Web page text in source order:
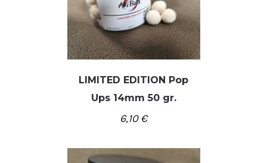
LIMITED EDITION Pop
Ups 14mm 50 gr.
6,10€